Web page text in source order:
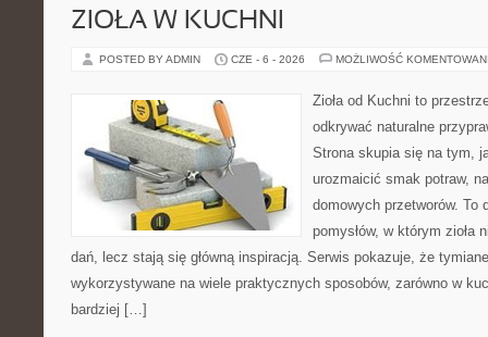
ZIOŁA W KUCHNI
POSTED BY ADMIN CZE - 6 - 2026 MOŻLIWOŚĆ
Zioła od Kuchni to
odkrywać naturalne
Strona skupia się na tym,
urozmaicić smak potraw,
domowych przetworów. To
pomysłów, w którym zioła
dań, lecz stają się główną inspiracją. Serwis pokazuje, że
wykorzystywane na wiele praktycznych sposobów, zarówno w
bardziej […]